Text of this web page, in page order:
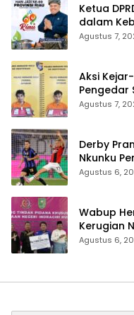
Ketua
dalam
Agustus 7,
Aksi
Pengedar
Agustus 7,
Derby
Nkunku
Agustus 6,
Wabup
Kerugian
Korupsi
Agustus 6,